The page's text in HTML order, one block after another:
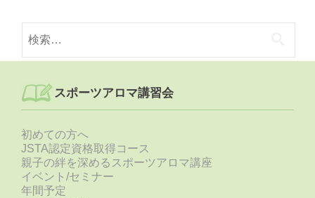
索:
スポーツアロマ講習会
初めての方へ
JSTA認定資格取得コース
親子の絆を深めるスポーツアロマ講座
イベント/セミナー
年間予定